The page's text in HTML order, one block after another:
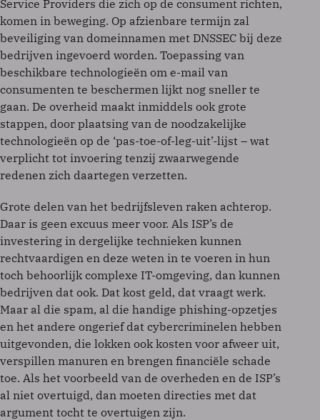
Service Providers die zich op de consument richten,
komen in beweging. Op afzienbare termijn zal
beveiliging van domeinnamen met DNSSEC bij deze
bedrijven ingevoerd worden. Toepassing van
beschikbare technologieën om e-mail van
consumenten te beschermen lijkt nog sneller te
gaan. De overheid maakt inmiddels ook grote
stappen, door plaatsing van de noodzakelijke
technologieën op de ‘pas-toe-of-leg-uit’-lijst – wat
verplicht tot invoering tenzij zwaarwegende
redenen zich daartegen verzetten.
Grote delen van het bedrijfsleven raken achterop.
Daar is geen excuus meer voor. Als ISP’s de
investering in dergelijke technieken kunnen
rechtvaardigen en deze weten in te voeren in hun
toch behoorlijk complexe IT-omgeving, dan kunnen
bedrijven dat ook. Dat kost geld, dat vraagt werk.
Maar al die spam, al die handige phishing-opzetjes
en het andere ongerief dat cybercriminelen hebben
uitgevonden, die lokken ook kosten voor afweer uit,
verspillen manuren en brengen financiële schade
toe. Als het voorbeeld van de overheden en de ISP’s
al niet overtuigd, dan moeten directies met dat
argument tocht te overtuigen zijn.